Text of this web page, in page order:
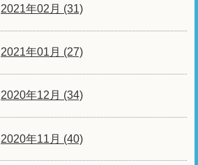
2021年02月 (31)
2021年01月 (27)
2020年12月 (34)
2020年11月 (40)